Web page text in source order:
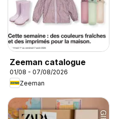
Zeeman catalogue
01/08 - 07/08/2026
Zeeman